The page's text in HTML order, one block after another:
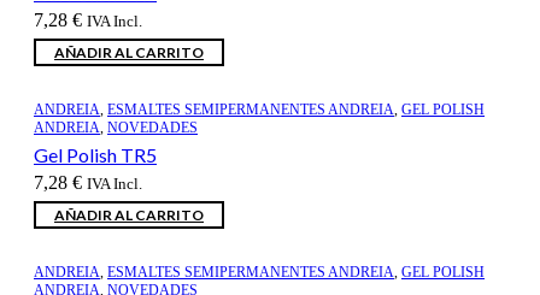
7,28 € IVA Incl.
AÑADIR AL CARRITO
ANDREIA, ESMALTES SEMIPERMANENTES ANDREIA, GEL POLISH
ANDREIA, NOVEDADES
Gel Polish TR5
7,28 € IVA Incl.
AÑADIR AL CARRITO
ANDREIA, ESMALTES SEMIPERMANENTES ANDREIA, GEL POLISH
ANDREIA, NOVEDADES